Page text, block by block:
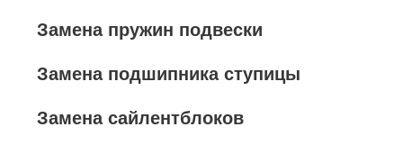
Замена пружин подвески
Замена подшипника ступицы
Замена сайлентблоков